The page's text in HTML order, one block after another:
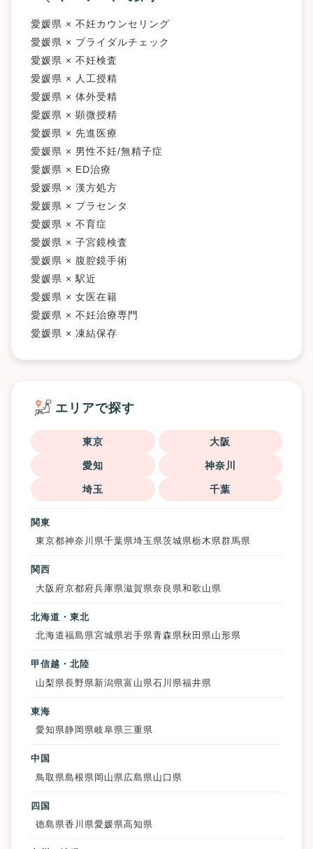
愛媛県 × 不妊カウンセリング
愛媛県 × ブライダルチェック
愛媛県 × 不妊検査
愛媛県 × 人工授精
愛媛県 × 体外受精
愛媛県 × 顕微授精
愛媛県 × 先進医療
愛媛県 × 男性不妊/無精子症
愛媛県 × ED治療
愛媛県 × 漢方処方
愛媛県 × プラセンタ
愛媛県 × 不育症
愛媛県 × 子宮鏡検査
愛媛県 × 腹腔鏡手術
愛媛県 × 駅近
愛媛県 × 女医在籍
愛媛県 × 不妊治療専門
愛媛県 × 凍結保存
エリアで探す
東京 大阪
愛知 神奈川
埼玉 千葉
関東
東京都神奈川県千葉県埼玉県茨城県栃木県群馬県
関西
大阪府京都府兵庫県滋賀県奈良県和歌山県
北海道・東北
北海道福島県宮城県岩手県青森県秋田県山形県
甲信越・北陸
山梨県長野県 新潟県富山県石川県福井県
東海
愛知県静岡県岐阜県三重県
中国
鳥取県島根県 岡山県 広島県 山口県
四国
徳島県香川県愛媛県高知県